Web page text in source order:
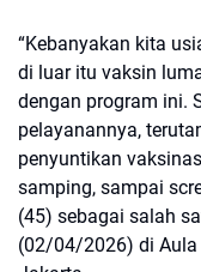
“Kebanyakan kita
di luar itu vaksin
dengan program ini.
pelayanannya,
penyuntikan
samping, sampai
(45) sebagai salah
(02/04/2026) di Aula